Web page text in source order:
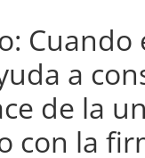
a
de la
con la